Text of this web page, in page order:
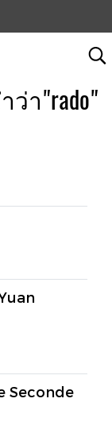
า"rado"
Seconde